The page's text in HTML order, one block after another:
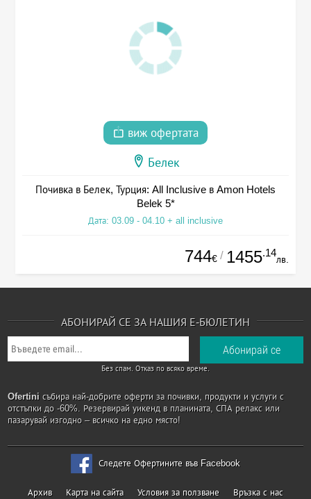
виж офертата
Белек
Почивка в Белек, Турция: All Inclusive в Amon Hotels
Belek 5*
Дата: 03.09 - 04.10 + all inclusive
744€ / 1455.14
лв.
АБОНИРАЙ СЕ ЗА НАШИЯ Е-БЮЛЕТИН
Без спам. Отказ по всяко време.
Ofertini събира най-добрите оферти за почивки, продукти и услуги с
отстъпки до -60%. Резервирай уикенд в планината, СПА релакс или
пазарувай изгодно – всичко на едно място!
Следете Офертините във Facebook
Архив Карта на сайта Условия за ползване Връзка с нас